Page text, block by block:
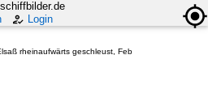
schiffbilder.de
Login
rheinaufwärts geschleust, Feb